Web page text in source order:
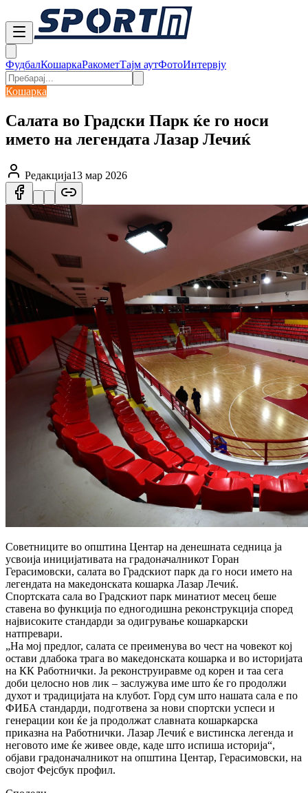
ФудбалКошаркаРакометТајм аутФотоИнтервју
Кошарка
Салата во Градски Парк ќе го носи
името на легендата Лазар Лечиќ
Редакција13 мар 2026
Советниците во општина Центар на денешната седница ја
усвоија иницијативата на градоначалникот Горан
Герасимовски, салата во Градскиот парк да го носи името на
легендата на македонската кошарка Лазар Лечиќ.
Спортската сала во Градскиот парк минатиот месец беше
ставена во функција по едногодишна реконструкција според
највисоките стандарди за одигрување кошаркарски
натпревари.
„На мој предлог, салата се преименува во чест на човекот кој
остави длабока трага во македонската кошарка и во историјата
на КК Работнички. Ја реконструиравме од корен и таа сега
доби целосно нов лик – заслужува име што ќе го продолжи
духот и традицијата на клубот. Горд сум што нашата сала е по
ФИБА стандарди, подготвена за нови спортски успеси и
генерации кои ќе ја продолжат славната кошаркарска
приказна на Работнички. Лазар Лечиќ е вистинска легенда и
неговото име ќе живее овде, каде што испиша историја“,
објави градоначалникот на општина Центар, Герасимовски, на
својот Фејсбук профил.